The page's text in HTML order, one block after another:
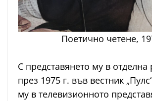
Поетично четене,
С представянето му в отделна
през 1975 г. във вестник
му в телевизионното